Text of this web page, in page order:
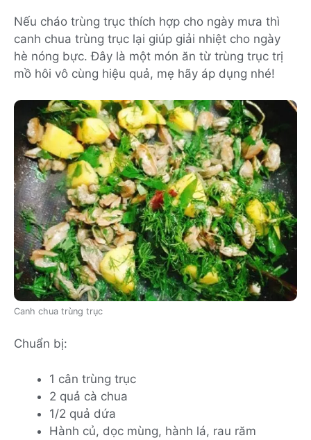
Nếu cháo trùng trục thích hợp cho ngày mưa thì
canh chua trùng trục lại giúp giải nhiệt cho ngày
hè nóng bực. Đây là một món ăn từ trùng trục trị
mồ hôi vô cùng hiệu quả, mẹ hãy áp dụng nhé!
Canh chua trùng trục
Chuẩn bị:
1 cân trùng trục
2 quả cà chua
1/2 quả dứa
Hành củ, dọc mùng, hành lá, rau răm